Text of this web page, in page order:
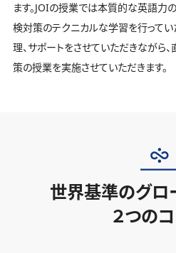
ます。JOIの授業では本質的な英語力
検対策のテクニカルな学習を行って
理、サポートをさせていただきながら
策の授業を実施させていただきます。
世界基準のグロ
２つの